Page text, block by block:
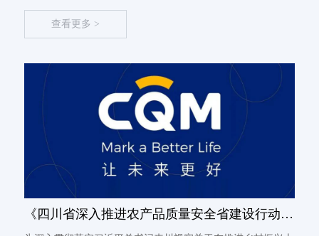
得了显著成效，农产品加工、休闲农业、网络销售等新业态新
模式不断涌现，农业品牌影响力不断提升。据农业农村部总农
查看更多 >
《四川省深入推进农产品质量安全省建设行动方
案》发布